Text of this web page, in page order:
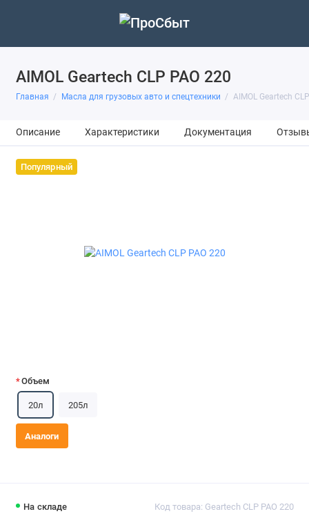
AIMOL Geartech CLP PAO 220
Главная Масла для грузовых авто и спецтехники AIMOL Geartech
Описание Характеристики Документация
Популярный
На складе Код товара: Geartech CLP PAO 220
Объем
20л 205л
Аналоги